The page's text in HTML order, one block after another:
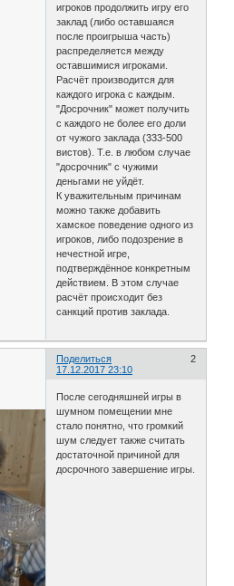
игроков продолжить игру его
заклад (либо оставшаяся
после проигрыша часть)
распределяется между
оставшимися игроками.
Расчёт производится для
каждого игрока с каждым.
"Досрочник" может получить
с каждого не более его доли
от чужого заклада (333-500
вистов). Т.е. в любом случае
"досрочник" с чужими
деньгами не уйдёт.
К уважительным причинам
можно также добавить
хамское поведение одного из
игроков, либо подозрение в
нечестной игре,
подтверждённое конкретным
действием. В этом случае
расчёт происходит без
санкций против заклада.
Поделиться
2
17.12.2017 23:10
После сегодняшней игры в
шумном помещении мне
стало понятно, что громкий
шум следует также считать
достаточной причиной для
досрочного завершение игры.